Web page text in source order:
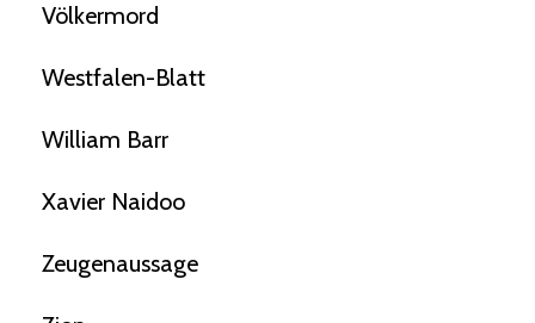
Völkermord
Westfalen-Blatt
William Barr
Xavier Naidoo
Zeugenaussage